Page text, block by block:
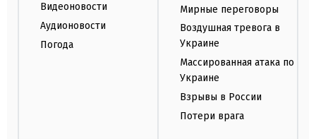
Видеоновости
Аудионовости
Погода
Мирные переговоры
Воздушная тревога в
Украине
Массированная атака по
Украине
Взрывы в России
Потери врага